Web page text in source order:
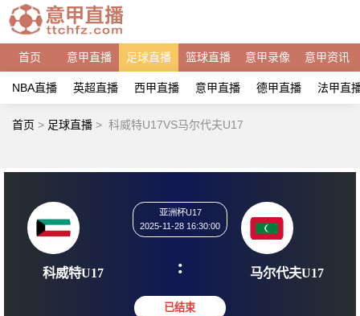
首页 意甲直播 足球直播 篮球直播 意甲录像 意甲资讯
NBA直播 英超直播 西甲直播 意甲直播 德甲直播 法甲直
首页 > 足球直播 > 科威特U17VS马尔代夫U17
2025-11-28 16:30:00